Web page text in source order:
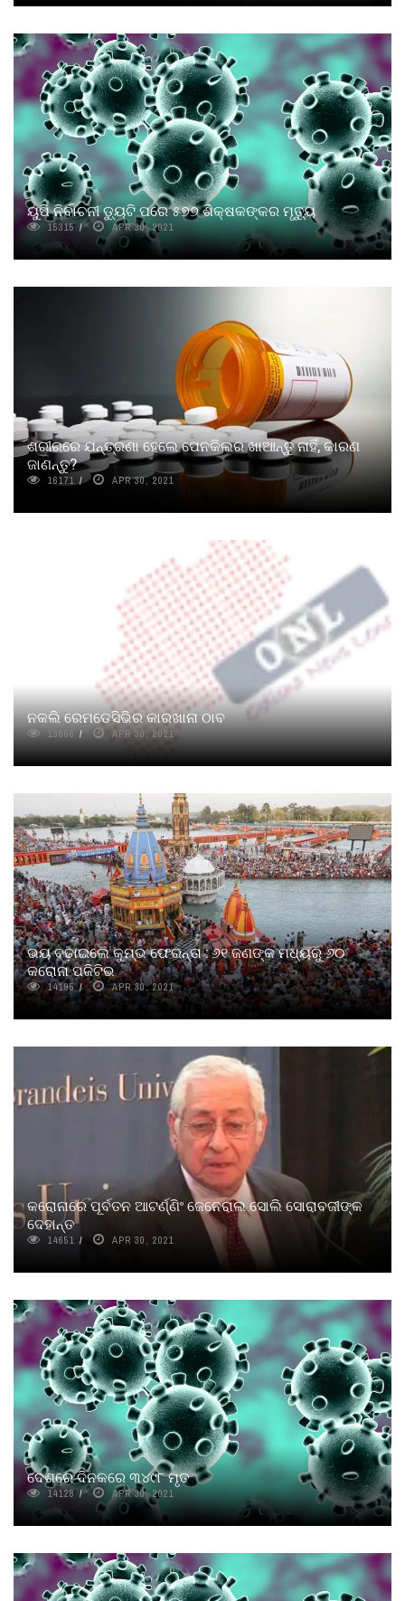
ୟୁପି ନିର୍ବାଚନୀ ଡୁ୍ୟଟି ପରେ ୫୭୭ ଶିକ୍ଷକଙ୍କର ମୃତୁ୍ୟ
15315 APR 30, 2021
ଶରୀରରେ ଯନ୍ତ୍ରଣା ହେଲେ ପେନକିଲର ଖାଆନ୍ତୁ ନାହିଁ, କାରଣ
ଜାଣନ୍ତୁ?
16171 APR 30, 2021
ନକଲି ରେମଡେସିଭିର କାରଖାନା ଠାବ
13666 APR 30, 2021
ଭୟ ବଢ଼ାଇଲେ କୁମ୍ଭ ଫେରନ୍ତା : ୬୧ ଜଣଙ୍କ ମଧ୍ୟରୁ ୬୦
କରୋନା ପଜିଟିଭ
14195 APR 30, 2021
କରୋନାରେ ପୂର୍ବତନ ଆଟର୍ଣ୍ଣିଂ ଜେନେରାଲ ସୋଲି ସୋରାବଜୀଙ୍କ
ଦେହାନ୍ତ
14651 APR 30, 2021
ଦେଶରେ ଦିନକରେ ୩୪୯୮ ମୃତ
14128 APR 30, 2021